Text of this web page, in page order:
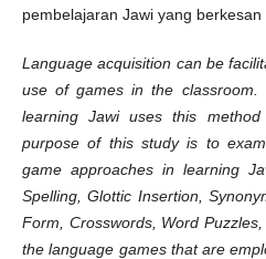
pembelajaran Jawi yang berkesan
Language acquisition can be
use of games in the classroom.
learning Jawi uses this
purpose of this study is to
game approaches in learning
Spelling, Glottic Insertion,
Form, Crosswords, Word
the language games that are